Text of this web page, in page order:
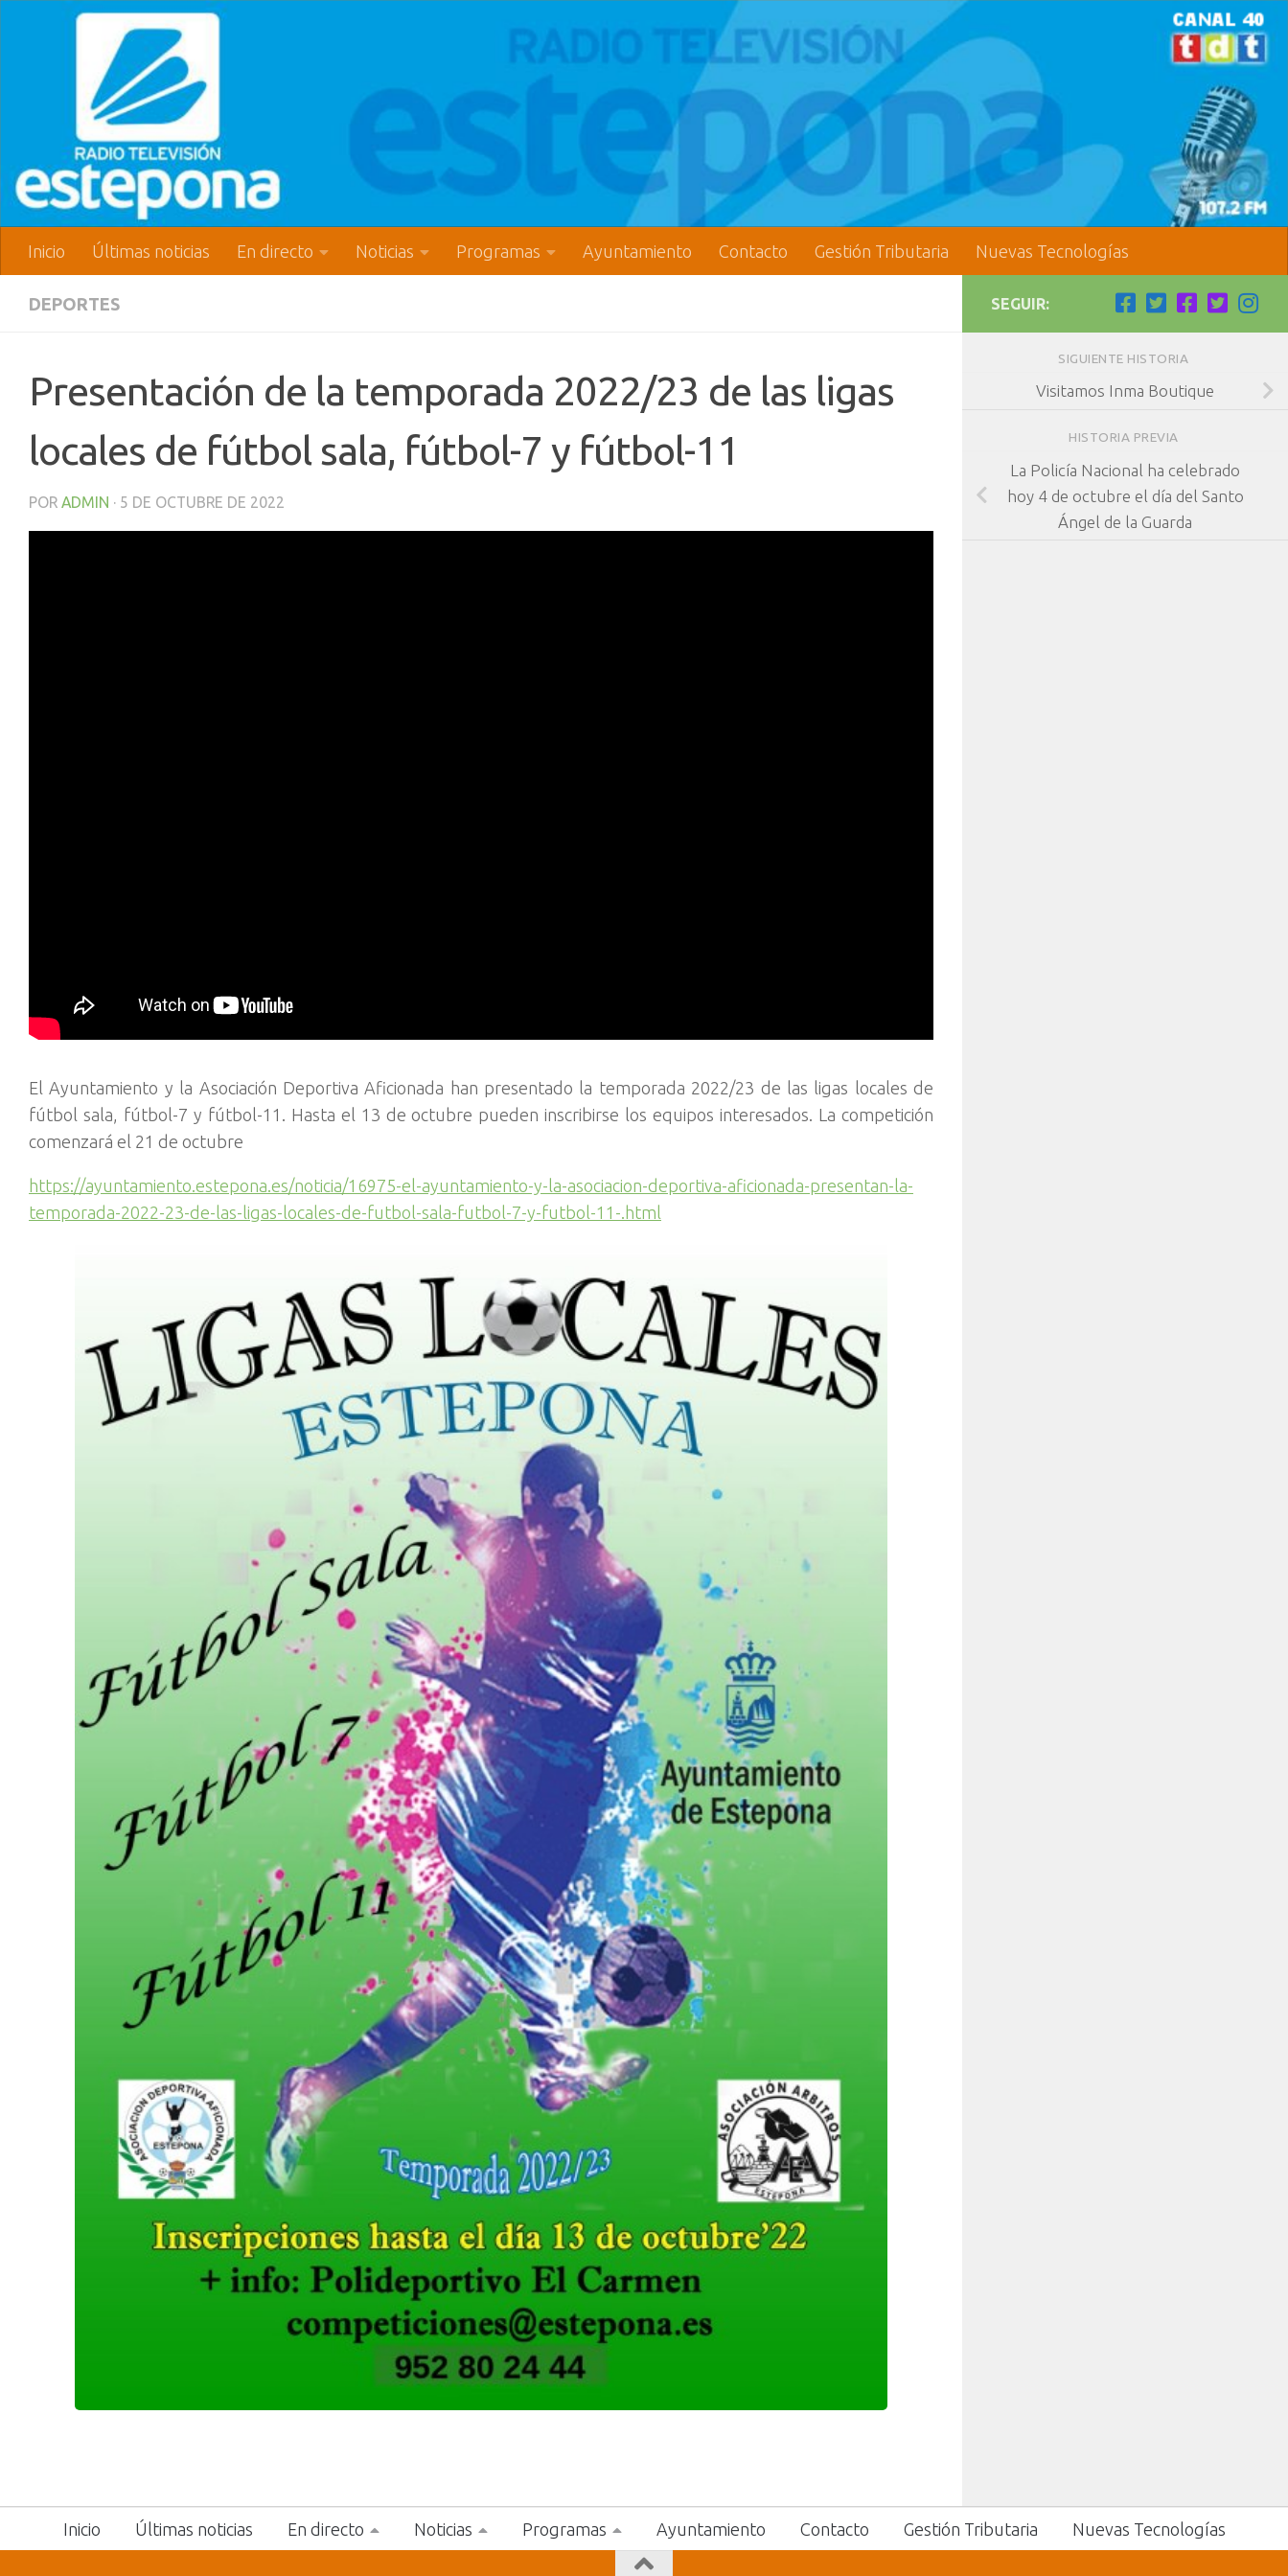
Inicio Últimas noticias En directo Noticias Programas Ayuntamiento Contacto Gestión Tributaria Nuevas Tecnologías
DEPORTES
Presentación de la temporada 2022/23 de las ligas
locales de fútbol sala, fútbol-7 y fútbol-11
POR ADMIN · 5 DE OCTUBRE DE 2022
El Ayuntamiento y la Asociación Deportiva Aficionada han presentado la temporada 2022/23 de las ligas locales de
fútbol sala, fútbol-7 y fútbol-11. Hasta el 13 de octubre pueden inscribirse los equipos interesados. La competición
comenzará el 21 de octubre
https://ayuntamiento.estepona.es/noticia/16975-el-ayuntamiento-y-la-asociacion-deportiva-aficionada-presentan-la-
temporada-2022-23-de-las-ligas-locales-de-futbol-sala-futbol-7-y-futbol-11-.html
SEGUIR:
SIGUIENTE HISTORIA
Visitamos Inma Boutique
HISTORIA PREVIA
La Policía Nacional ha celebrado
hoy 4 de octubre el día del Santo
Ángel de la Guarda
Inicio Últimas noticias En directo Noticias Programas Ayuntamiento Contacto Gestión Tributaria Nuevas Tecnologías